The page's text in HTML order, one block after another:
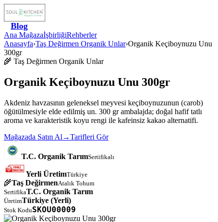
Blog
Ana MağazaİşbirliğiRehberler
Anasayfa›Taş Değirmen Organik Unlar›Organik Keçiboynuzu Unu
300gr
🌾 Taş Değirmen Organik Unlar
Organik Keçiboynuzu Unu 300gr
Akdeniz havzasının geleneksel meyvesi keçiboynuzunun (carob)
öğütülmesiyle elde edilmiş un. 300 gr ambalajda; doğal hafif tatlı
aroma ve karakteristik koyu rengi ile kafeinsiz kakao alternatifi.
Mağazada Satın Al →Tarifleri Gör
T.C. Organik TarımSertifikalı
Yerli ÜretimTürkiye
🌾Taş DeğirmenAtalık Tohum
SertifikaT.C. Organik Tarım
ÜretimTürkiye (Yerli)
Stok KoduSKOU00009